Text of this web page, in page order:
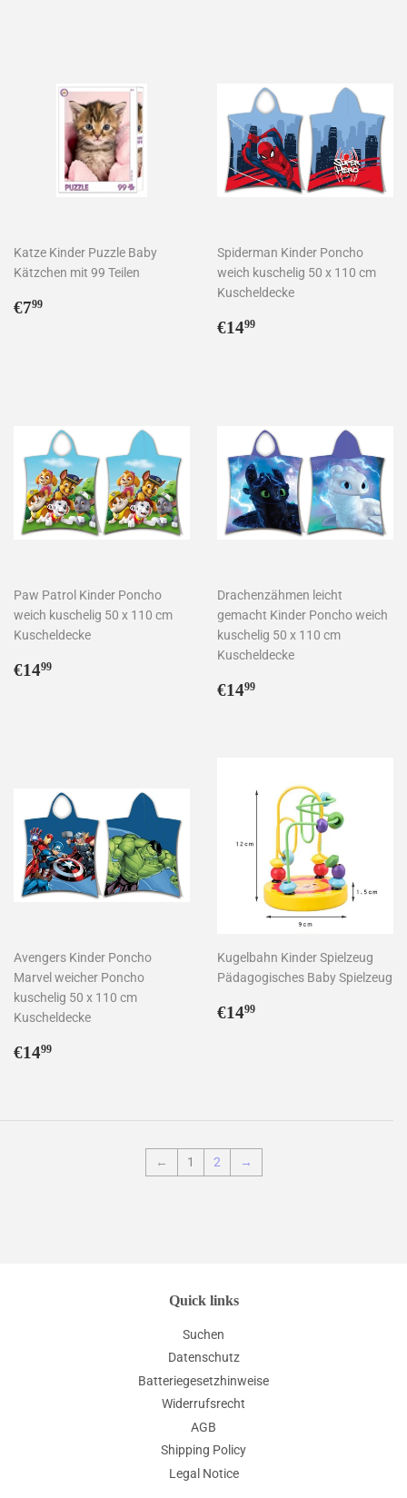
Katze Kinder Puzzle Baby
Kätzchen mit 99 Teilen
Normaler
€799
Spiderman Kinder Poncho
weich kuschelig 50 x 110 cm
Kuscheldecke
Normaler
€1499
Paw Patrol Kinder Poncho
weich kuschelig 50 x 110 cm
Kuscheldecke
Normaler
€1499
Drachenzähmen leicht
gemacht Kinder Poncho weich
kuschelig 50 x 110 cm
Kuscheldecke
Normaler
€1499
Avengers Kinder Poncho
Marvel weicher Poncho
kuschelig 50 x 110 cm
Kuscheldecke
Normaler
€1499
Kugelbahn Kinder Spielzeug
Pädagogisches Baby Spielzeug
Normaler
€1499
← 1 2 →
Quick links
Suchen
Datenschutz
Batteriegesetzhinweise
Widerrufsrecht
AGB
Shipping Policy
Legal Notice